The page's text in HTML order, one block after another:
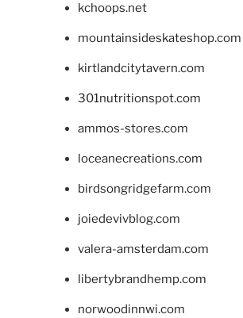
kchoops.net
mountainsideskateshop.com
kirtlandcitytavern.com
301nutritionspot.com
ammos-stores.com
loceanecreations.com
birdsongridgefarm.com
joiedevivblog.com
valera-amsterdam.com
libertybrandhemp.com
norwoodinnwi.com